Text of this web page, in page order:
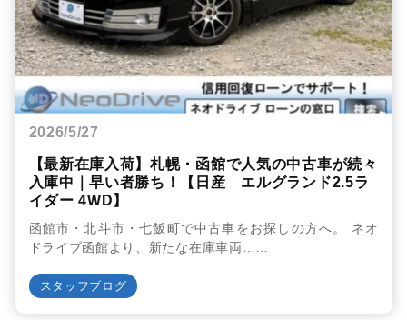
2026/5/27
【最新在庫入荷】札幌・函館で人気の中古車が続々
入庫中｜早い者勝ち！【日産 エルグランド2.5ラ
イダー 4WD】
函館市・北斗市・七飯町で中古車をお探しの方へ。 ネオ
ドライブ函館より、新たな在庫車両……
スタッフブログ